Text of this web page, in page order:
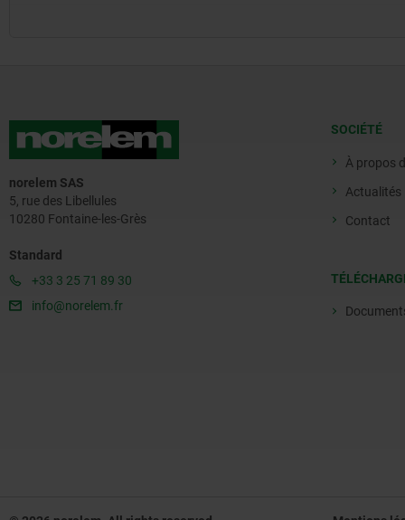
norelem SAS
5, rue des Libellules
10280 Fontaine-les-Grès
Standard
+33 3 25 71 89 30
info@norelem.fr
SOCIÉTÉ
À propos
Actualités
Contact